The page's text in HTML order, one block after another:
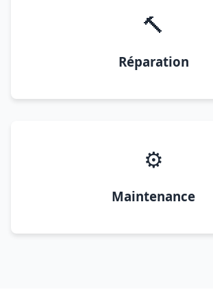
🔨
Réparation
⚙️
Maintenance